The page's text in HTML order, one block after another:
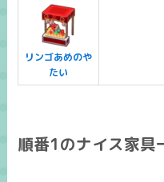
リンゴあめのや
たい
順番1のナイス家具